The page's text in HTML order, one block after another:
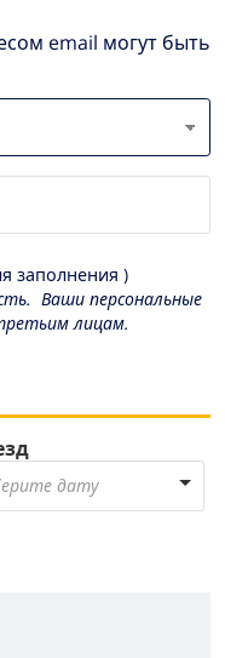
email могут быть
заполнения )
Ваши персональные
лицам.
дату